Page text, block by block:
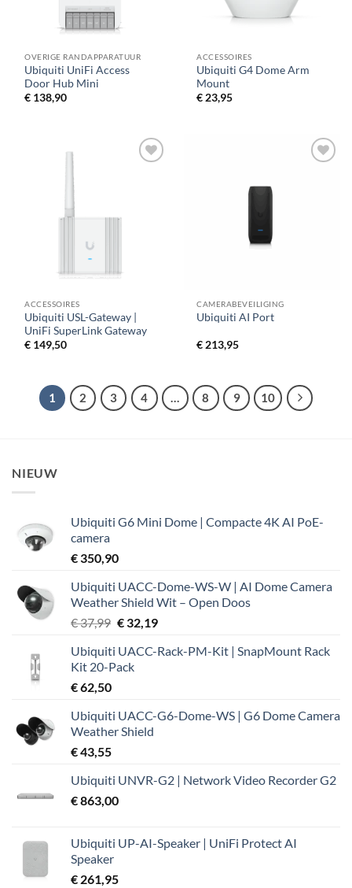
OVERIGE RANDAPPARATUUR
Ubiquiti UniFi Access
Door Hub Mini
€ 138,90
ACCESSOIRES
Ubiquiti G4 Dome Arm
Mount
€23,95
ACCESSOIRES
Ubiquiti USL-Gateway |
UniFi SuperLink Gateway
€ 149,50
CAMERABEVEILIGING
Ubiquiti AI Port
€ 213,95
1 2 3 4 8 9 10
NIEUW
Ubiquiti G6 Mini Dome | Compacte 4K AI PoE-
camera
€ 350,90
Ubiquiti UACC-Dome-WS-W | AI Dome Camera
Weather Shield Wit – Open Doos
€37,99 Oorspronkelijke
was:
€ 37,99.
€32,19Huidige
is:
Ubiquiti UACC-Rack-PM-Kit | SnapMount Rack
Kit 20-Pack
€62,50
Ubiquiti UACC-G6-Dome-WS | G6 Dome Camera
Weather Shield
€43,55
Ubiquiti UNVR-G2 | Network Video Recorder G2
€863,00
Ubiquiti UP-AI-Speaker | UniFi Protect AI
Speaker
€ 261,95